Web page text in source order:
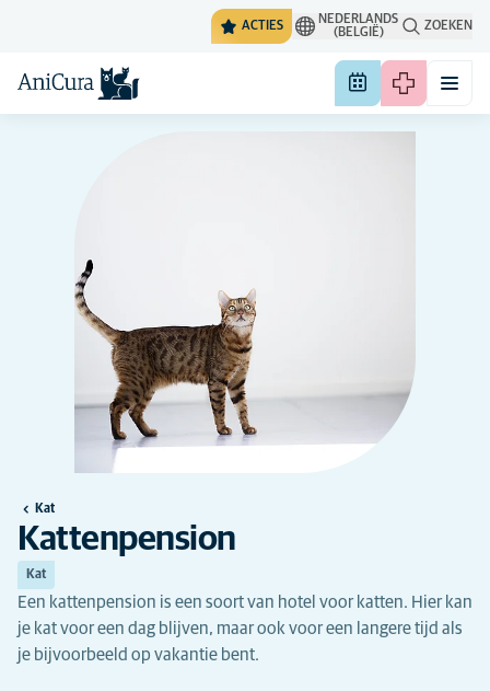
ACTIES
NEDERLANDS
(BELGIË)
ZOEKEN
Kat
Kattenpension
Kat
Een kattenpension is een soort van hotel voor katten. Hier kan
je kat voor een dag blijven, maar ook voor een langere tijd als
je bijvoorbeeld op vakantie bent.